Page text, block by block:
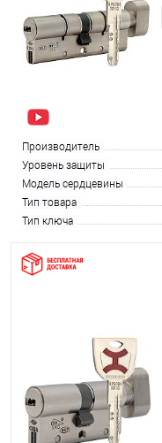
Производитель
Уровень защиты
Модель сердцевины
Тип товара
Тип ключа